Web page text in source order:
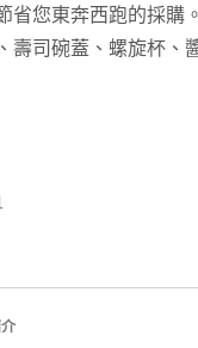
省您東奔西跑的採購
壽司碗蓋、螺旋杯、